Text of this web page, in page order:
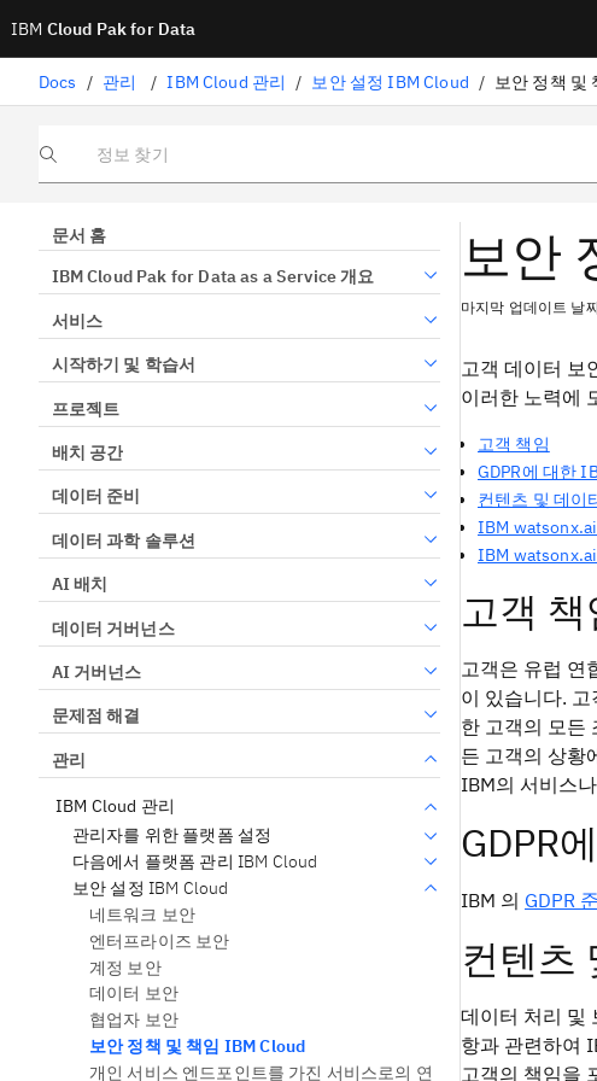
IBM Cloud Pak for Data
Docs / 관리 / IBM Cloud 관리 / 보안 설정 IBM Cloud / 보안 정책 및
정보 찾기
문서 홈
IBM Cloud Pak for Data as a Service 개요
서비스
시작하기 및 학습서
프로젝트
배치 공간
데이터 준비
데이터 과학 솔루션
AI 배치
데이터 거버넌스
AI 거버넌스
문제점 해결
관리
IBM Cloud 관리
관리자를 위한 플랫폼 설정
다음에서 플랫폼 관리 IBM Cloud
보안 설정 IBM Cloud
네트워크 보안
엔터프라이즈 보안
계정 보안
데이터 보안
협업자 보안
보안 정책 및 책임 IBM Cloud
개인 서비스 엔드포인트를 가진 서비스로의 연
보안
마지막 업데이트 날
고객 데이터 보
이러한 노력에
고객 책임
GDPR에 대한
컨텐츠 및 데이
IBM watsonx.ai
IBM
고객 책
고객은 유럽 연
이 있습니다.
한 고객의 모든
든 고객의 상황
IBM의 서비스
GDPR
IBM 의 GDPR
컨텐츠
데이터 처리 및
항과 관련하여
고객의 책임을